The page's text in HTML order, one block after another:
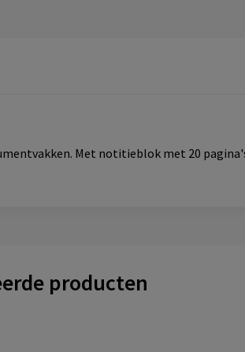
Met notitieblok met 20
producten